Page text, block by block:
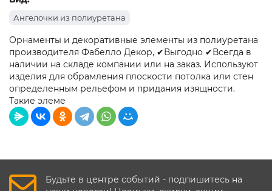
Ангелочки из полиуретана
Орнаменты и декоративные элементы из полиуретана
производителя Фабелло Декор, ✔Выгодно ✔Всегда в
наличии на складе компании или на заказ. Используют
изделия для обрамления плоскости потолка или стен
определенным рельефом и придания изящности.
Такие элеме
Будьте в центре событий - подпишитесь на